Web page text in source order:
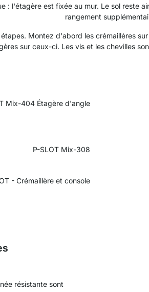
: l'étagère est fixée au mur. Le sol reste
rangement
Montez d'abord les crémaillères
sur ceux-ci. Les vis et les chevilles
Mix-404 Étagère d'angle
P-SLOT Mix-308
- Crémaillère et console
résistante sont